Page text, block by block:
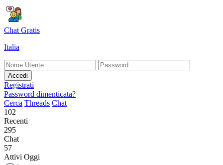
Chat Gratis
Italia
Accedi
Registrati
Password dimenticata?
Cerca Threads Chat
102
Recenti
295
Chat
57
Attivi Oggi